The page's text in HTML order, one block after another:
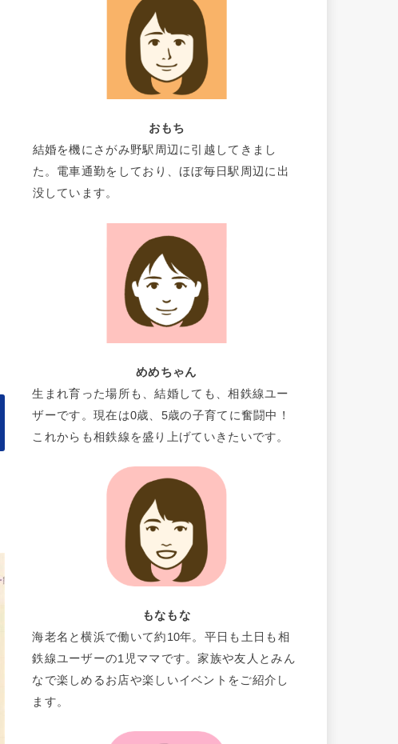
おもち
結婚を機にさがみ野駅周辺に引越してきまし
た。電車通勤をしており、ほぼ毎日駅周辺に出
没しています。
めめちゃん
生まれ育った場所も、結婚しても、相鉄線ユー
ザーです。現在は0歳、5歳の子育てに奮闘中！
これからも相鉄線を盛り上げていきたいです。
もなもな
海老名と横浜で働いて約10年。平日も土日も相
鉄線ユーザーの1児ママです。家族や友人とみん
なで楽しめるお店や楽しいイベントをご紹介し
ます。